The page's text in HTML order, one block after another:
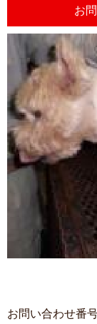
お
お問い合わせ番